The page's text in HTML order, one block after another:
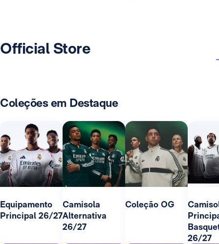
Official Store
Coleções em Destaque
Equipamento
Principal 26/27
Camisola
Alternativa
26/27
Coleção OG
26/27